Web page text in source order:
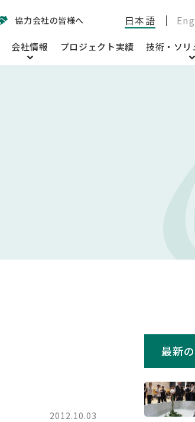
日本語
会社情報 プロジェクト実績 技術・ソリ
協力会社の皆様へ
2012.10.03
最新